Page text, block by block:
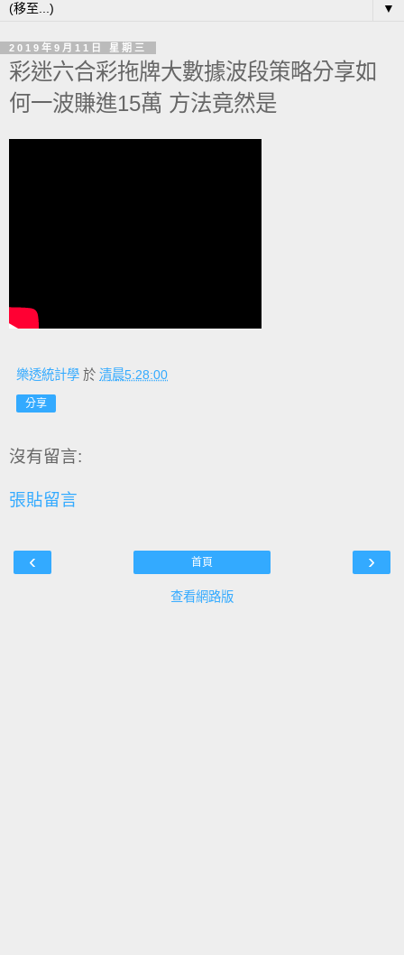
▼
2019年9月11日 星期三
彩迷六合彩拖牌大數據波段策略分享如
何一波賺進15萬 方法竟然是
樂透統計學 於 清晨5:28:00
分享
沒有留言:
張貼留言
‹ ›
首頁
查看網路版